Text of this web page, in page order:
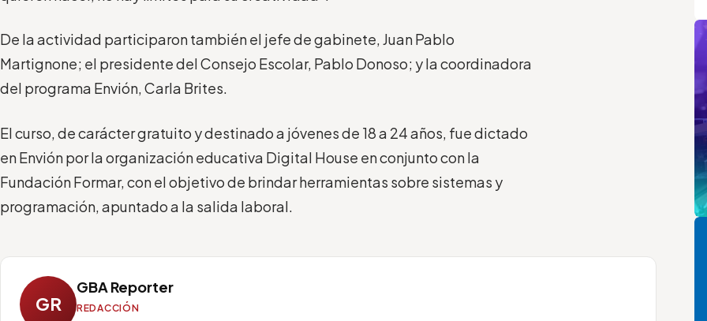
De la actividad participaron también el jefe de gabinete, Juan Pablo
Martignone; el presidente del Consejo Escolar, Pablo Donoso; y la coordinadora
del programa Envión, Carla Brites.
El curso, de carácter gratuito y destinado a jóvenes de 18 a 24 años, fue dictado
en Envión por la organización educativa Digital House en conjunto con la
Fundación Formar, con el objetivo de brindar herramientas sobre sistemas y
programación, apuntado a la salida laboral.
GR
GBA Reporter
REDACCIÓN